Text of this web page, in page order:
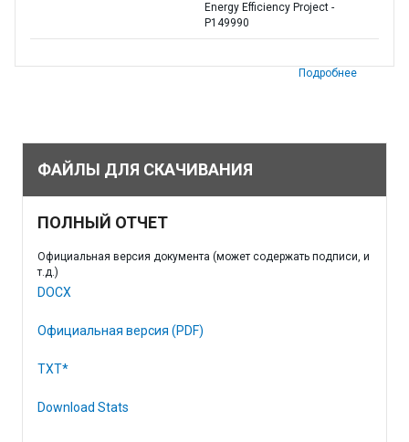
Energy Efficiency Project -
P149990
Подробнее
ФАЙЛЫ ДЛЯ СКАЧИВАНИЯ
ПОЛНЫЙ ОТЧЕТ
Официальная версия документа (может содержать подписи, и
т.д.)
DOCX
Официальная версия (PDF)
TXT*
Download Stats